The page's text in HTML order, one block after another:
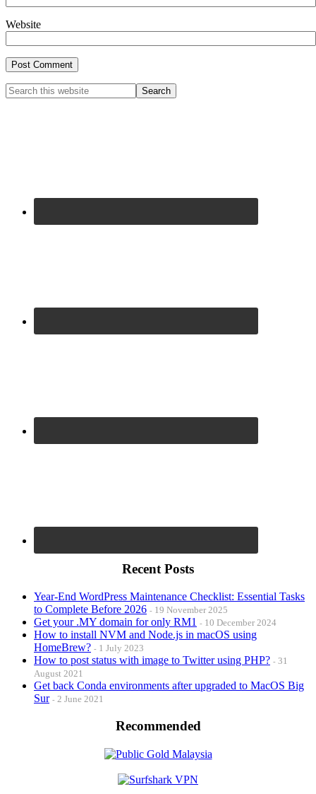
Website
Primary
Search
this
Recent Posts
Year-End WordPress Maintenance Checklist: Essential Tasks
to Complete Before 2026
19 November 2025
Get your .MY domain for only RM1 10 December 2024
How to install NVM and Node.js in macOS using
HomeBrew?
1 July 2023
How to post status with image to Twitter using PHP?
31
August 2021
Get back Conda environments after upgraded to MacOS Big
Sur
2 June 2021
Recommended